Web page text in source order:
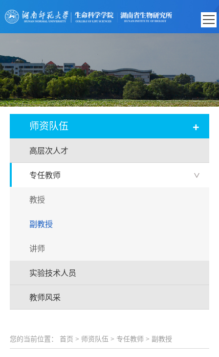
师资队伍 +
高层次人才
专任教师 >
教授
副教授
讲师
实验技术人员
教师风采
您的当前位置： 首页 > 师资队伍 > 专任教师 > 副教授